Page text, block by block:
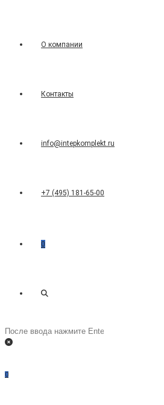
О компании
Контакты
info@intepkomplekt.ru
+7 (495) 181-65-00
0
Переключить
Поиск
на
0